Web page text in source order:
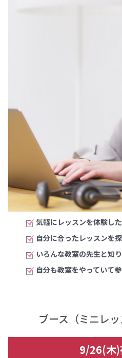
気軽にレッスンを体験し
自分に合ったレッスンを
いろんな教室の先生と知
自分も教室をやっていて
ブース（ミニレ
9/26(木)